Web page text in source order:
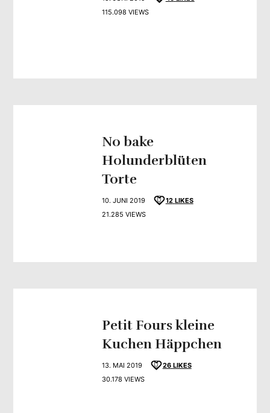
115.098 VIEWS
No bake
Holunderblüten
Torte
10. JUNI 2019 12 LIKES
21.285 VIEWS
Petit Fours kleine
Kuchen Häppchen
13. MAI 2019 26 LIKES
30.178 VIEWS